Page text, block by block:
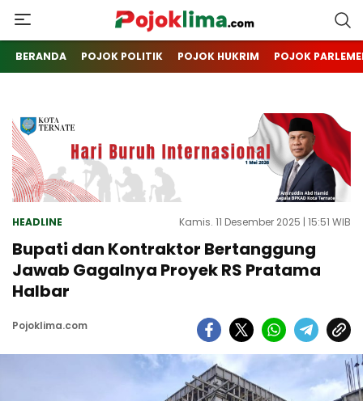
pojoklima.com
Mojokin
BERANDA POJOK POLITIK POJOK HUKRIM POJOK
HEADLINE Kamis. 11 Desember 2025 | 15:51 WIB
Bupati dan Kontraktor Bertanggung
Jawab Gagalnya Proyek RS Pratama
Halbar
Pojoklima.com